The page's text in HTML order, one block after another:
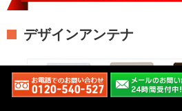
デザインアンテナ